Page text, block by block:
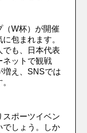
（W杯）が開催
包まれます。
でも、日本代表
ネットで観戦
増え、SNSでは
スポーツイベン
でしょう。しか